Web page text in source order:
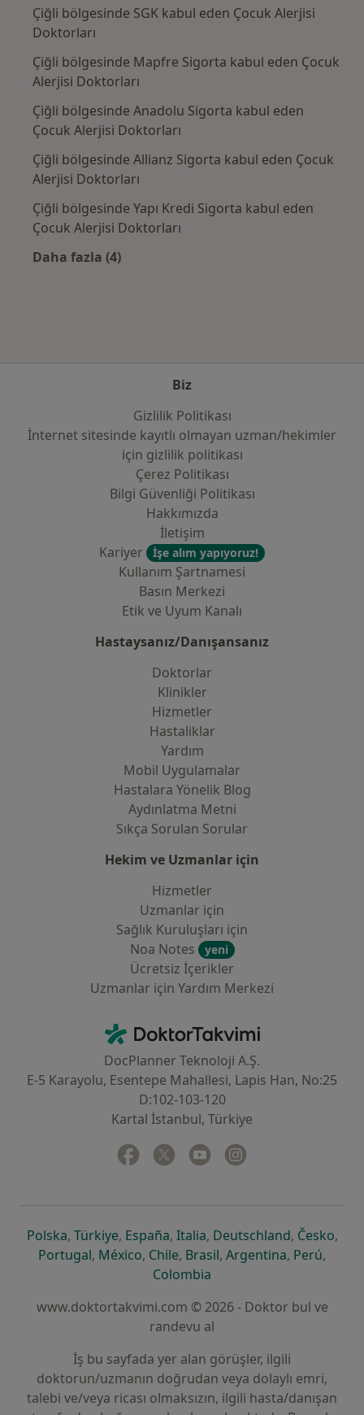
Çiğli bölgesinde SGK kabul eden Çocuk Alerjisi
Doktorları
Çiğli bölgesinde Mapfre Sigorta kabul eden Çocuk
Alerjisi Doktorları
Çiğli bölgesinde Anadolu Sigorta kabul eden
Çocuk Alerjisi Doktorları
Çiğli bölgesinde Allianz Sigorta kabul eden Çocuk
Alerjisi Doktorları
Çiğli bölgesinde Yapı Kredi Sigorta kabul eden
Çocuk Alerjisi Doktorları
Daha fazla (4)
Biz
Gizlilik Politikası
İnternet sitesinde kayıtlı olmayan uzman/hekimler
i̇çin gizlilik politikası
Çerez Politikası
Bilgi Güvenliği Politikası
Hakkımızda
İletişim
Kariyer
İşe alım yapıyoruz!
Kullanım Şartnamesi
Basın Merkezi
Etik ve Uyum Kanalı
Hastaysanız/Danışansanız
Doktorlar
Klinikler
Hizmetler
Hastaliklar
Yardım
Mobil Uygulamalar
Hastalara Yönelik Blog
Aydınlatma Metni
Sıkça Sorulan Sorular
Hekim ve Uzmanlar için
Hizmetler
Uzmanlar için
Sağlık Kuruluşları için
Noa Notes
yeni
Ücretsiz İçerikler
Uzmanlar için Yardım Merkezi
DoktorTakvimi - Ana Sayfa
DocPlanner Teknoloji A.Ş.
E-5 Karayolu, Esentepe Mahallesi, Lapis Han, No:25
D:102-103-120
Kartal İstanbul, Türkiye
Facebook
yeni bir sekmede açılır
Twitter
yeni bir sekmede açılır
Youtube
yeni bir sekmede açılır
Polskayeni bir sekmede açılır
, Türkiyeyeni bir sekmede açılır
, Españayeni bir sekmede açılır
, Italiayeni bir sekmede açılır
, Deutschlandyeni bir
, Českoyeni
,
Portugalyeni bir sekmede açılır
, Méxicoyeni bir sekmede açılır
, Chileyeni bir sekmede açılır
, Brasilyeni bir sekmede açılır
, Argentinayeni bir
, Perúyeni
,
Colombia
www.doktortakvimi.com © 2026 - Doktor bul ve
randevu al
İş bu sayfada yer alan görüşler, ilgili
doktorun/uzmanın doğrudan veya dolaylı emri,
talebi ve/veya ricası olmaksızın, ilgili hasta/danışan